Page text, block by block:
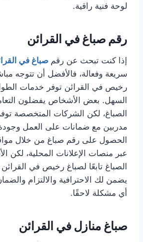
لوحة فنية راقية.
رقم صباغ في القرائن
إذا كنت تبحث عن رقم صباغ في
سريعة وفعالة، فالأفضل أن تتوجه
رخيص في القرائن توفر خدمات
السهل. بعض الأشخاص يفضلون
الصباغ، لكن الشركات المتخصصة
مدربين مع ضمانات على العمل وجودة
الحصول على رقم صباغ من خلال
عبر منصات الإعلانات المحلية، لكن
الصباغ تابعًا لصباغ رخيص في
يضمن لك الاحترافية والالتزام
أي مشكلة لاحقًا.
صباغ منازل في القرائن